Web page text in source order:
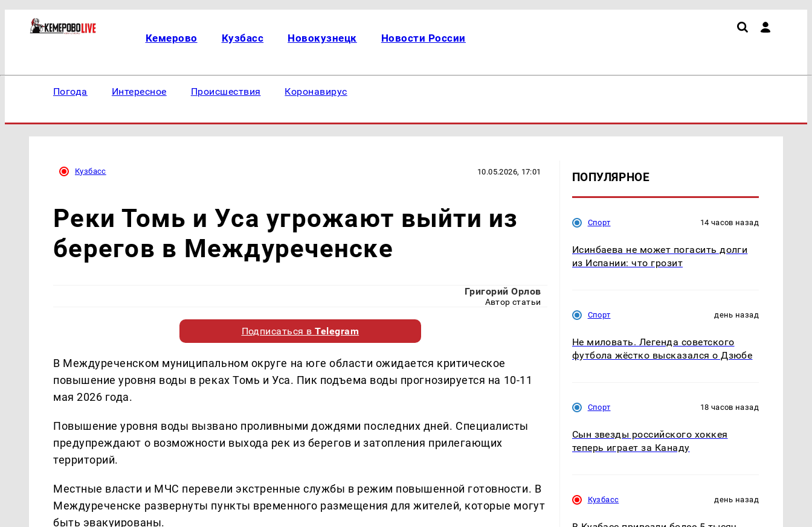
Кемерово Кузбасс Новокузнецк Новости России
Погода Интересное Происшествия Коронавирус
Кузбасс 10.05.2026, 17:01
Реки Томь и Уса угрожают выйти из
берегов в Междуреченске
Григорий Орлов
Автор статьи
Подписаться вTelegram
В Междуреченском муниципальном округе на юге области ожидается критическое
повышение уровня воды в реках Томь и Уса. Пик подъема воды прогнозируется на 10-11
мая 2026 года.
Повышение уровня воды вызвано проливными дождями последних дней. Специалисты
предупреждают о возможности выхода рек из берегов и затопления прилегающих
территорий.
Местные власти и МЧС перевели экстренные службы в режим повышенной готовности. В
Междуреченске развернуты пункты временного размещения для жителей, которые могут
быть эвакуированы.
ПОПУЛЯРНОЕ
Спорт 14 часов назад
Исинбаева не может погасить долги
из Испании: что грозит
Спорт день назад
Не миловать. Легенда советского
футбола жёстко высказался о Дзюбе
Спорт 18 часов назад
Сын звезды российского хоккея
теперь играет за Канаду
Кузбасс день назад